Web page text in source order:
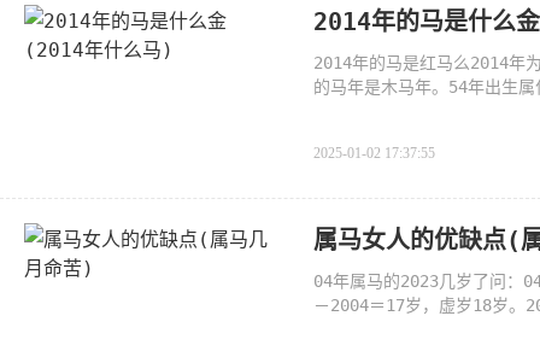
2014年的马是什么
2014年的马是红马么2014年
的马年是木马年。54年出生
2025-01-02 17:37:55
属马女人的优缺点(
04年属马的2023几岁了问：
－2004＝17岁，虚岁18岁。